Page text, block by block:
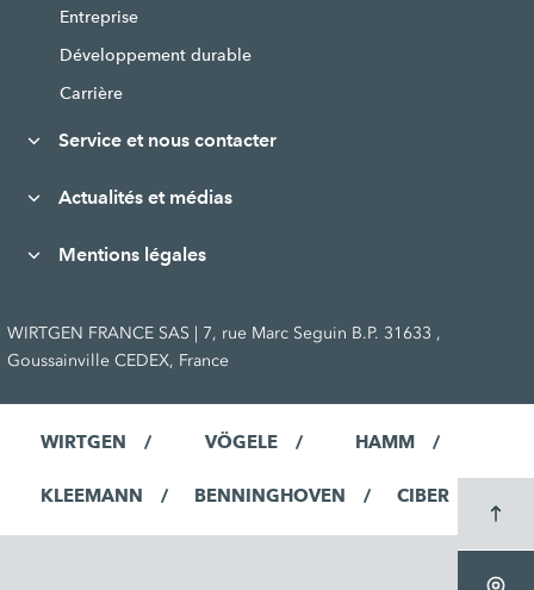
Entreprise
Développement durable
Carrière
Service et nous contacter
Actualités et médias
Mentions légales
WIRTGEN FRANCE SAS | 7, rue Marc Seguin B.P. 31633 ,
Goussainville CEDEX, France
WIRTGEN VÖGELE HAMM
KLEEMANN BENNINGHOVEN CIBER